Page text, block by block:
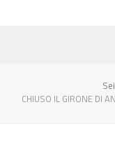
CHIUSO IL GIRONE DI